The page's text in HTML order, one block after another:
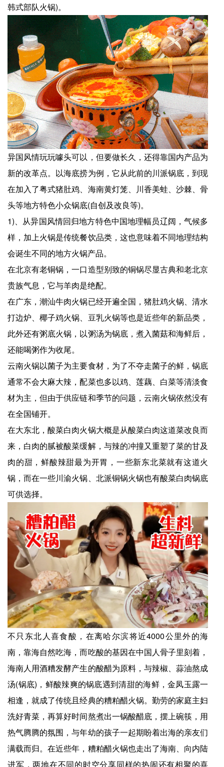
韩式部队火锅)。
异国风情玩玩噱头可以，但要做长久，还得靠国内产品为
新的改革点。以海底捞为例，它从此前的川派锅底，到现
在加入了粤式猪肚鸡、海南黄灯笼、川香美蛙、沙棘、骨
头等地方特色小众锅底(自创及改良等)。
1)、从异国风情回归地方特色中国地理幅员辽阔，气候多
样，加上火锅是传统餐饮品类，这也意味着不同地理结构
会诞生不同的地方火锅产品。
在北京有老铜锅，一口造型别致的铜锅尽显古典和老北京
贵族气息，它与羊肉是绝配。
在广东，潮汕牛肉火锅已经开遍全国，猪肚鸡火锅、清水
打边炉、椰子鸡火锅、豆乳火锅等也是近些年的新品类，
此外还有粥底火锅，以粥汤为锅底，煮入菌菇和海鲜后，
还能喝粥作为收尾。
云南火锅以菌子为主要食材，为了不夺走菌子的鲜，锅底
通常不会大麻大辣，配菜也多以鸡、莲藕、白菜等清淡食
材为主，但由于供应链和季节的问题，云南火锅依然没有
在全国铺开。
在大东北，酸菜白肉火锅大概是从酸菜白肉这道菜改良而
来，白肉的腻被酸菜缓解，与辣的冲撞又重塑了菜的甘及
肉的甜，鲜酸辣甜最为开胃，一些新东北菜就有这道火
锅，而在一些川渝火锅、北派铜锅火锅也有酸菜白肉锅底
可供选择。
不只东北人喜食酸，在离哈尔滨将近4000公里外的海
南，靠海自然吃海，而吃酸的基因在中国人骨子里刻着，
海南人用酒糟发酵产生的酸醋为原料，与辣椒、蒜油熬成
汤(锅底)，鲜酸辣爽的锅底遇到清甜的海鲜，金凤玉露一
相逢，就成了传统且经典的糟粕醋火锅。勤劳的家庭主妇
洗好青菜，再算好时间熬煮出一锅酸醋底，摆上碗筷，用
热气腾腾的氛围，与年幼的孩子一起期盼着出海的亲友们
满载而归。在近些年，糟粕醋火锅也走出了海南、向内陆
进军，两地在不同的时空分享同样的热闹还有相聚的喜